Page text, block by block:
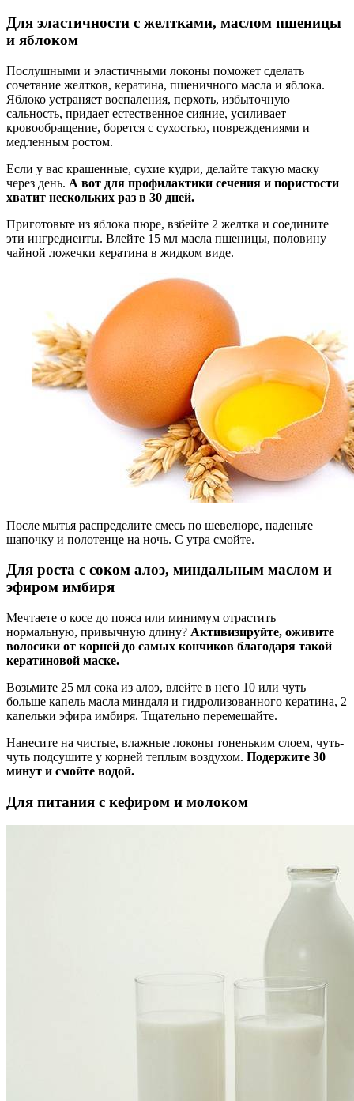
Для эластичности с желтками, маслом пшеницы
и яблоком
Послушными и эластичными локоны поможет сделать
сочетание желтков, кератина, пшеничного масла и яблока.
Яблоко устраняет воспаления, перхоть, избыточную
сальность, придает естественное сияние, усиливает
кровообращение, борется с сухостью, повреждениями и
медленным ростом.
Если у вас крашенные, сухие кудри, делайте такую маску
через день. А вот для профилактики сечения и пористости
хватит нескольких раз в 30 дней.
Приготовьте из яблока пюре, взбейте 2 желтка и соедините
эти ингредиенты. Влейте 15 мл масла пшеницы, половину
чайной ложечки кератина в жидком виде.
После мытья распределите смесь по шевелюре, наденьте
шапочку и полотенце на ночь. С утра смойте.
Для роста с соком алоэ, миндальным маслом и
эфиром имбиря
Мечтаете о косе до пояса или минимум отрастить
нормальную, привычную длину? Активизируйте, оживите
волосики от корней до самых кончиков благодаря такой
кератиновой маске.
Возьмите 25 мл сока из алоэ, влейте в него 10 или чуть
больше капель масла миндаля и гидролизованного кератина, 2
капельки эфира имбиря. Тщательно перемешайте.
Нанесите на чистые, влажные локоны тоненьким слоем, чуть-
чуть подсушите у корней теплым воздухом. Подержите 30
минут и смойте водой.
Для питания с кефиром и молоком